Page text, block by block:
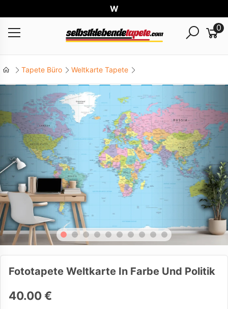
Weltw
0
Tapete Büro Weltkarte Tapete
Fototapete Weltkarte In Farbe Und Politik
40.00 €